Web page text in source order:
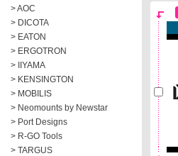
> AOC
> DICOTA
> EATON
> ERGOTRON
> IIYAMA
> KENSINGTON
> MOBILIS
> Neomounts by Newstar
> Port Designs
> R-GO Tools
> TARGUS